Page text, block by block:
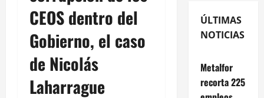
CEOS dentro del
Gobierno, el caso
de Nicolás
Laharrague
ÚLTIMAS
NOTICIAS
Metalfor
recorta 225